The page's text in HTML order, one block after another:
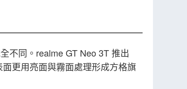
不同。realme GT Neo 3T 推出
更用亮面與霧面處理形成方格旗